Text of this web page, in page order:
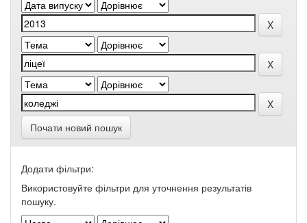
Почати новий пошук
Додати фільтри:
Використовуйте фільтри для уточнення результатів
пошуку.